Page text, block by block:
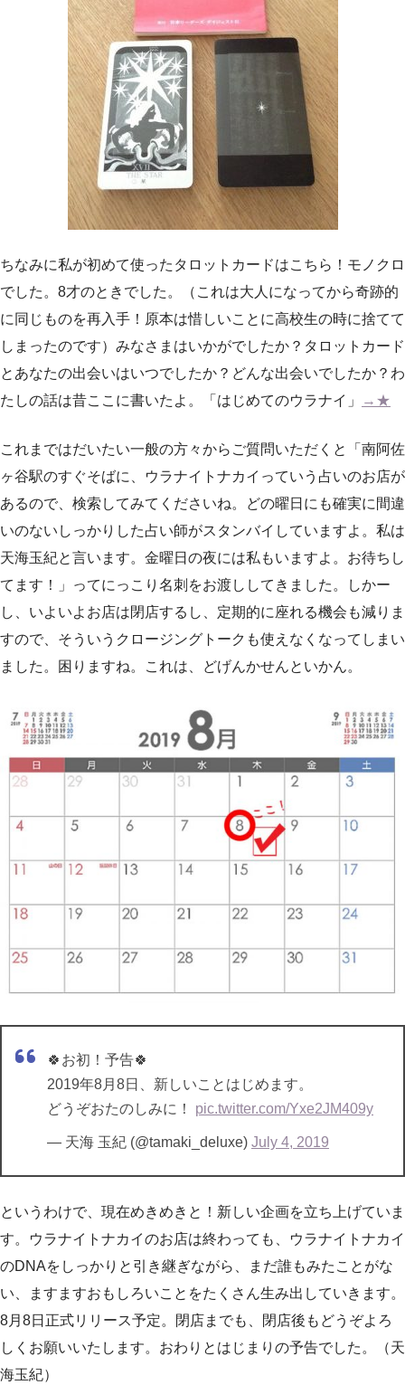
ちなみに私が初めて使ったタロットカードはこちら！モノクロ
でした。8才のときでした。（これは大人になってから奇跡的
に同じものを再入手！原本は惜しいことに高校生の時に捨てて
しまったのです）みなさまはいかがでしたか？タロットカード
とあなたの出会いはいつでしたか？どんな出会いでしたか？わ
たしの話は昔ここに書いたよ。「はじめてのウラナイ」
→★
これまではだいたい一般の方々からご質問いただくと「南阿佐
ヶ谷駅のすぐそばに、ウラナイトナカイっていう占いのお店が
あるので、検索してみてくださいね。どの曜日にも確実に間違
いのないしっかりした占い師がスタンバイしていますよ。私は
天海玉紀と言います。金曜日の夜には私もいますよ。お待ちし
てます！」ってにっこり名刺をお渡ししてきました。しかー
し、いよいよお店は閉店するし、定期的に座れる機会も減りま
すので、そういうクロージングトークも使えなくなってしまい
ました。困りますね。これは、どげんかせんといかん。
🍀お初！予告🍀
2019年8月8日、新しいことはじめます。
どうぞおたのしみに！ pic.twitter.com/Yxe2JM409y
— 天海 玉紀 (@tamaki_deluxe) July 4, 2019
というわけで、現在めきめきと！新しい企画を立ち上げていま
す。ウラナイトナカイのお店は終わっても、ウラナイトナカイ
のDNAをしっかりと引き継ぎながら、まだ誰もみたことがな
い、ますますおもしろいことをたくさん生み出していきます。
8月8日正式リリース予定。閉店までも、閉店後もどうぞよろ
しくお願いいたします。おわりとはじまりの予告でした。（天
海玉紀）